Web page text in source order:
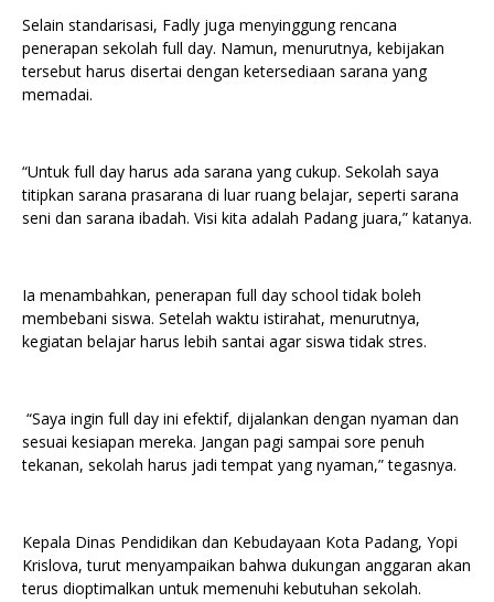
Selain standarisasi, Fadly juga menyinggung rencana
penerapan sekolah full day. Namun, menurutnya, kebijakan
tersebut harus disertai dengan ketersediaan sarana yang
memadai.
“Untuk full day harus ada sarana yang cukup. Sekolah saya
titipkan sarana prasarana di luar ruang belajar, seperti sarana
seni dan sarana ibadah. Visi kita adalah Padang juara,” katanya.
Ia menambahkan, penerapan full day school tidak boleh
membebani siswa. Setelah waktu istirahat, menurutnya,
kegiatan belajar harus lebih santai agar siswa tidak stres.
“Saya ingin full day ini efektif, dijalankan dengan nyaman dan
sesuai kesiapan mereka. Jangan pagi sampai sore penuh
tekanan, sekolah harus jadi tempat yang nyaman,” tegasnya.
Kepala Dinas Pendidikan dan Kebudayaan Kota Padang, Yopi
Krislova, turut menyampaikan bahwa dukungan anggaran akan
terus dioptimalkan untuk memenuhi kebutuhan sekolah.